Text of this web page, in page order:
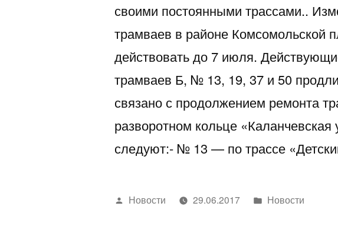
своими постоянными трассами..
трамваев в районе Комсомольской
действовать до 7 июля.
трамваев Б, № 13, 19, 37 и 50
связано с продолжением ремонта
разворотном кольце
следуют:- № 13 — по трассе
Написано
Новости 29.06.2017
Написано
Новости